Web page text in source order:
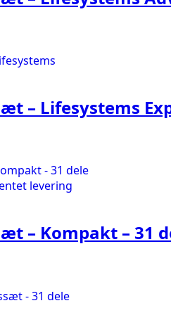
– Lifesystems
– Kompakt – 31